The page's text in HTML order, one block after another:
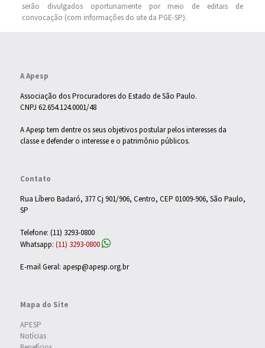
serão divulgados oportunamente por meio de editais de
convocação (com informações do site da PGE-SP).
A Apesp
Associação dos Procuradores do Estado de São Paulo.
CNPJ 62.654.124.0001/48
A Apesp tem dentre os seus objetivos postular pelos interesses da
classe e defender o interesse e o patrimônio públicos.
Contato
Rua Líbero Badaró, 377 Cj 901/906, Centro, CEP 01009-906, São Paulo,
SP
Telefone: (11) 3293-0800
Whatsapp: (11) 3293-0800
E-mail Geral: apesp@apesp.org.br
Mapa do Site
APESP
Notícias